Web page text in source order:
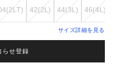
42(2L) 44(3L) 46(4L)
サイズ詳細を見る
らせ登録